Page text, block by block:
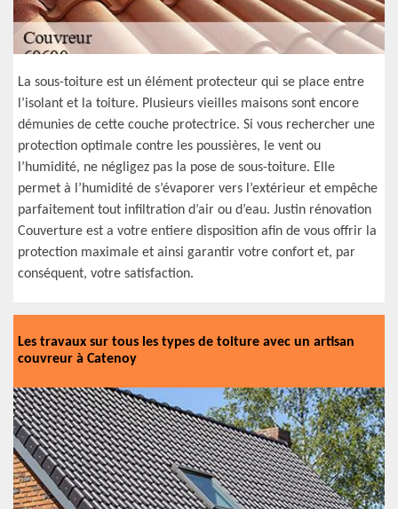
La sous-toiture est un élément protecteur qui se place entre
l’isolant et la toiture. Plusieurs vieilles maisons sont encore
démunies de cette couche protectrice. Si vous rechercher une
protection optimale contre les poussières, le vent ou
l’humidité, ne négligez pas la pose de sous-toiture. Elle
permet à l’humidité de s’évaporer vers l’extérieur et empêche
parfaitement tout infiltration d’air ou d’eau. Justin rénovation
Couverture est a votre entiere disposition afin de vous offrir la
protection maximale et ainsi garantir votre confort et, par
conséquent, votre satisfaction.
Les travaux sur tous les types de toiture avec un artisan
couvreur à Catenoy